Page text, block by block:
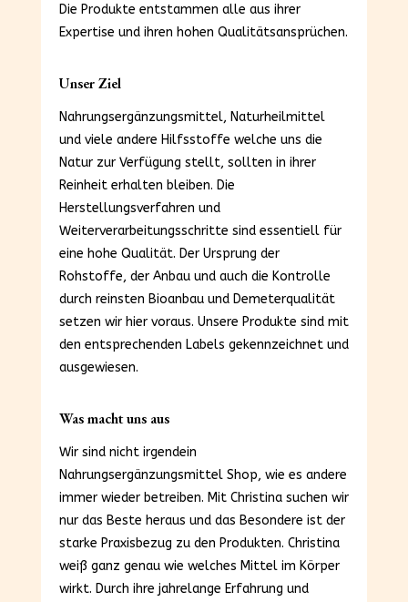
Die Produkte entstammen alle aus ihrer
Expertise und ihren hohen Qualitätsansprüchen.
Unser Ziel
Nahrungsergänzungsmittel, Naturheilmittel
und viele andere Hilfsstoffe welche uns die
Natur zur Verfügung stellt, sollten in ihrer
Reinheit erhalten bleiben. Die
Herstellungsverfahren und
Weiterverarbeitungsschritte sind essentiell für
eine hohe Qualität. Der Ursprung der
Rohstoffe, der Anbau und auch die Kontrolle
durch reinsten Bioanbau und Demeterqualität
setzen wir hier voraus. Unsere Produkte sind mit
den entsprechenden Labels gekennzeichnet und
ausgewiesen.
Was macht uns aus
Wir sind nicht irgendein
Nahrungsergänzungsmittel Shop, wie es andere
immer wieder betreiben. Mit Christina suchen wir
nur das Beste heraus und das Besondere ist der
starke Praxisbezug zu den Produkten. Christina
weiß ganz genau wie welches Mittel im Körper
wirkt. Durch ihre jahrelange Erfahrung und